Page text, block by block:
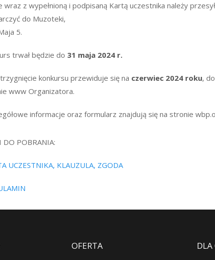
wraz z wypełnioną i podpisaną Kartą uczestnika należy
do Muzoteki,
5.
trwał będzie do 31 maja 2024 r.
konkursu przewiduje się na czerwiec 2024 roku,
www Organizatora.
informacje oraz formularz znajdują się na stronie
DO POBRANIA:
UCZESTNIKA, KLAUZULA, ZGODA
OFERTA DLA